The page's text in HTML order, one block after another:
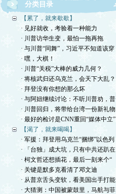
分类目录
【累了，就来歇歇】
· 见好就收，考验着一种能力
· 川普访华生变，最怕一拖再拖
· 与川普“同舞”，习近平不知道该穿
· 嘿，大棋！
· 川普“关税”大棒的威力几何？
· 将核武归还乌克兰，会天下大乱？
· 拜登没有你想的那么坏
· 与阿妞继续讨论：不听川普劝，普
· 川普回归，将带给台湾一份新礼物
· 最好的检讨是CNN重回“媒体中立”
【渴了，就来喝喝】
· 军援：拜登用乌克兰“捆绑”以色列
· 「台独」成大坑，只有中共还趴在
· 柯文哲还想插花，最后一刻来个“
· 关键是默多克看清了邓文迪
· 从普京舌头变软，看美国出手打能
· 大猜测：中国被蒙鼓里，马航与菲